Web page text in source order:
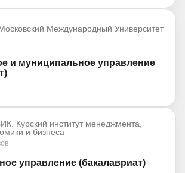
Международный Университет
и муниципальное управление
Курский институт менеджмента,
и бизнеса
управление (бакалавриат)